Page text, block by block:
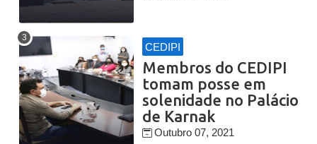
CEDIPI
Membros do CEDIPI
tomam posse em
solenidade no Palácio
de Karnak
Outubro 07, 2021